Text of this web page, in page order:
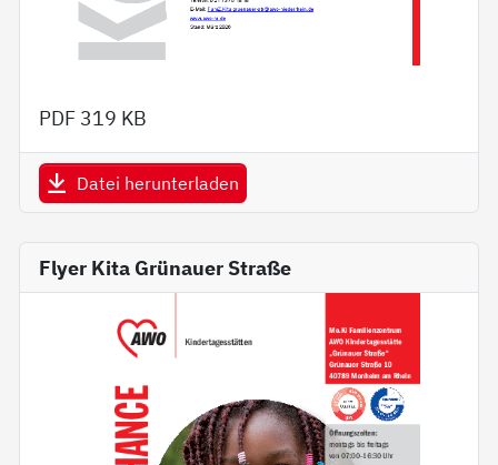
PDF 319 KB
Datei herunterladen
Flyer Kita Grünauer Straße